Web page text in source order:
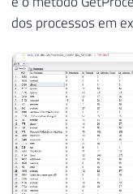
dos processos em